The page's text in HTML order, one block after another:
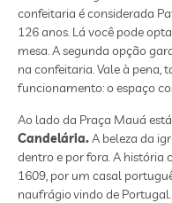
confeitaria é considerada
126 anos. Lá você pode
mesa. A segunda opção
na confeitaria. Vale à pena,
funcionamento: o espaço
Ao lado da Praça Mauá
Candelária.A beleza da
dentro e por fora. A história
1609, por um casal
naufrágio vindo de